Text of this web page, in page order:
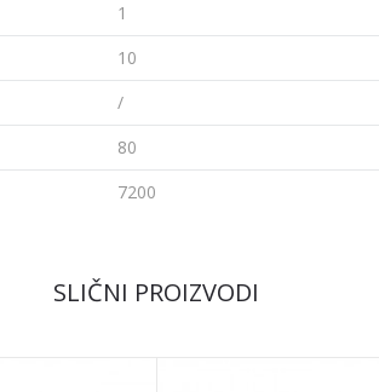
1
10
/
80
7200
SLIČNI PROIZVODI